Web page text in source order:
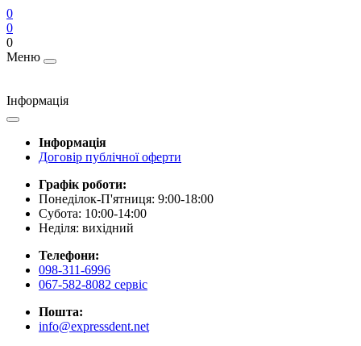
0
0
0
Меню
Інформація
Інформація
Договір публічної оферти
Графік роботи:
Понеділок-П'ятниця: 9:00-18:00
Субота: 10:00-14:00
Неділя: вихідний
Телефони:
098-311-6996
067-582-8082 сервіс
Пошта:
info@expressdent.net